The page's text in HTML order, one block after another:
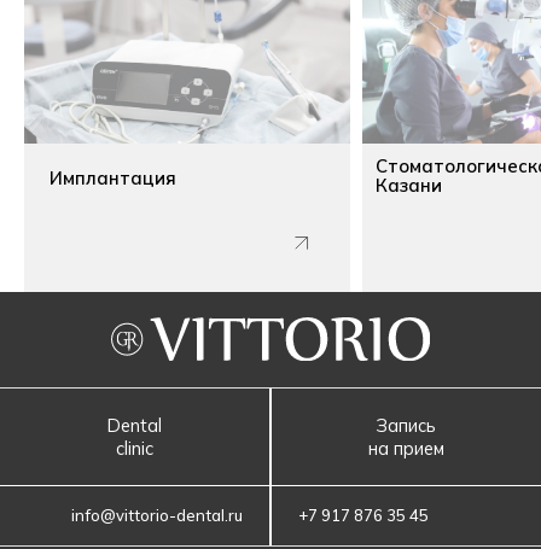
Имплантация
Казани
Dental
clinic
Запись
на прием
info@vittorio-dental.ru +7 917 876 35 45